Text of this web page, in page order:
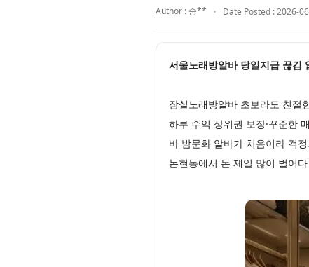
Author : 송** Date Posted : 2026-
서울노래방알바 당일지급 끊김
잠실노래방알바 초보라도 친절
하루 수익 상위권 보장·꾸준한
바 밤문화 알바가 처음이라 걱
논현동에서 돈 제일 많이 벌어